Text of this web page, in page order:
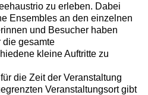
zu erleben. Dabei
Ensembles an den einzelnen
und Besucher haben
die gesamte
kleine Auftritte zu
die Zeit der Veranstaltung
Veranstaltungsort gibt